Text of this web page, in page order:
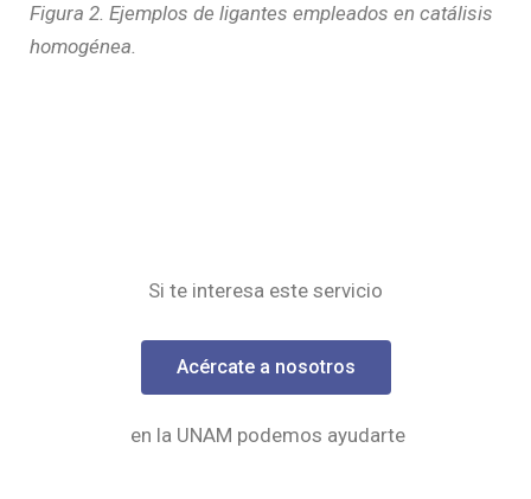
Figura 2. Ejemplos de ligantes empleados en catálisis
homogénea.
Si te interesa este servicio
Acércate a nosotros
en la UNAM podemos ayudarte